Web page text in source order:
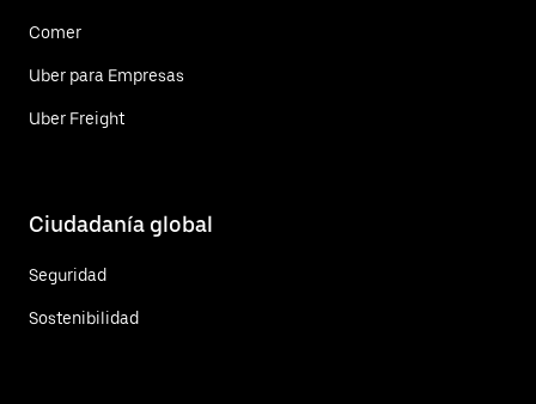
Comer
Uber para Empresas
Uber Freight
Ciudadanía global
Seguridad
Sostenibilidad